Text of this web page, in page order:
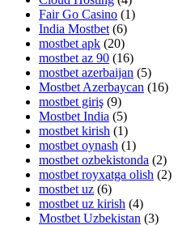
Fair Go Casino (1)
India Mostbet (6)
mostbet apk (20)
mostbet az 90 (16)
mostbet azerbaijan (5)
Mostbet Azerbaycan (16)
mostbet giriş (9)
Mostbet India (5)
mostbet kirish (1)
mostbet oynash (1)
mostbet ozbekistonda (2)
mostbet royxatga olish (2)
mostbet uz (6)
mostbet uz kirish (4)
Mostbet Uzbekistan (3)